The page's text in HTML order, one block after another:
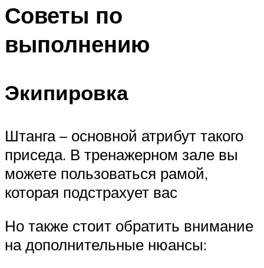
Советы по
выполнению
Экипировка
Штанга – основной атрибут такого
приседа. В тренажерном зале вы
можете пользоваться рамой,
которая подстрахует вас
Но также стоит обратить внимание
на дополнительные нюансы: